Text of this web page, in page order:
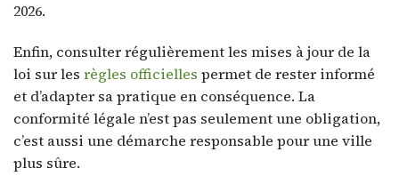
2026.
Enfin, consulter régulièrement les mises à jour de la
loi sur les règles officielles permet de rester informé
et d’adapter sa pratique en conséquence. La
conformité légale n’est pas seulement une obligation,
c’est aussi une démarche responsable pour une ville
plus sûre.